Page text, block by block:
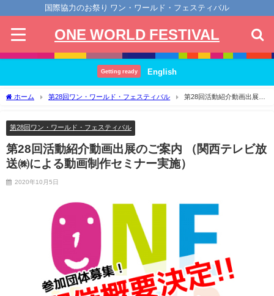
国際協力のお祭り ワン・ワールド・フェスティバル
ONE WORLD FESTIVAL
Getting ready English
ホーム 第28回ワン・ワールド・フェスティバル
第28回活動紹介動画出展の
第28回ワン・ワールド・フェスティバル
第28回活動紹介動画出展のご案内 （関西テレビ放
送㈱による動画制作セミナー実施）
2020年10月5日